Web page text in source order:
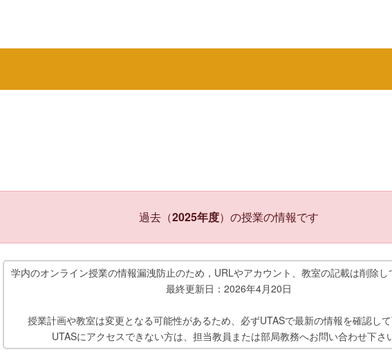
過去（2025年度）の授業の情報です
学内のオンライン授業の情報漏洩防止のため，URLやアカウント、教室の記載は削除し
最終更新日：2026年4月20日
授業計画や教室は変更となる可能性があるため、必ずUTASで最新の情報を確認して
UTASにアクセスできない方は、担当教員または部局教務へお問い合わせ下さ